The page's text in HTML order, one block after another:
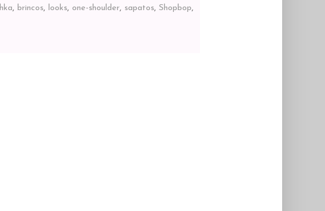
, brincos, looks, one-shoulder, sapatos, Shopbop,